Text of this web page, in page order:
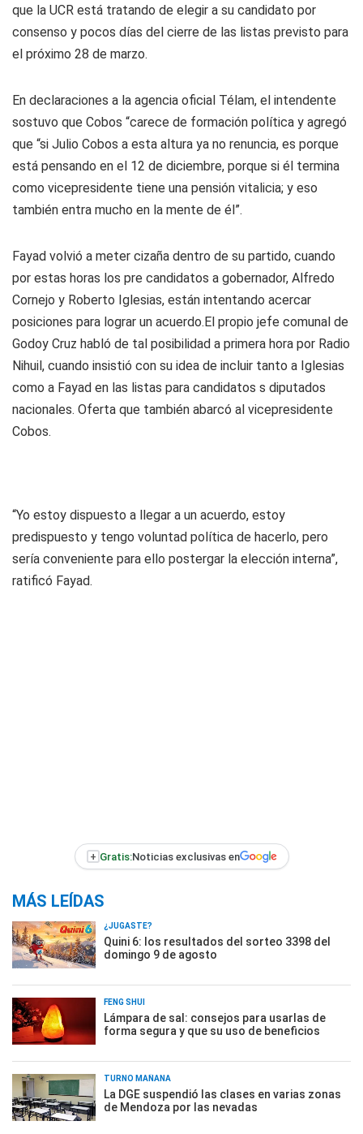
que la UCR está tratando de elegir a su candidato por
consenso y pocos días del cierre de las listas previsto para
el próximo 28 de marzo.
En declaraciones a la agencia oficial Télam, el intendente
sostuvo que Cobos “carece de formación política y agregó
que “si Julio Cobos a esta altura ya no renuncia, es porque
está pensando en el 12 de diciembre, porque si él termina
como vicepresidente tiene una pensión vitalicia; y eso
también entra mucho en la mente de él”.
Fayad volvió a meter cizaña dentro de su partido, cuando
por estas horas los pre candidatos a gobernador, Alfredo
Cornejo y Roberto Iglesias, están intentando acercar
posiciones para lograr un acuerdo.El propio jefe comunal de
Godoy Cruz habló de tal posibilidad a primera hora por Radio
Nihuil, cuando insistió con su idea de incluir tanto a Iglesias
como a Fayad en las listas para candidatos s diputados
nacionales. Oferta que también abarcó al vicepresidente
Cobos.
“Yo estoy dispuesto a llegar a un acuerdo, estoy
predispuesto y tengo voluntad política de hacerlo, pero
sería conveniente para ello postergar la elección interna”,
ratificó Fayad.
+ Gratis:Noticias exclusivas en
MÁS LEÍDAS
¿JUGASTE?
Quini 6: los resultados del sorteo 3398 del
domingo 9 de agosto
FENG SHUI
Lámpara de sal: consejos para usarlas de
forma segura y que su uso de beneficios
TURNO MAÑANA
La DGE suspendió las clases en varias zonas
de Mendoza por las nevadas